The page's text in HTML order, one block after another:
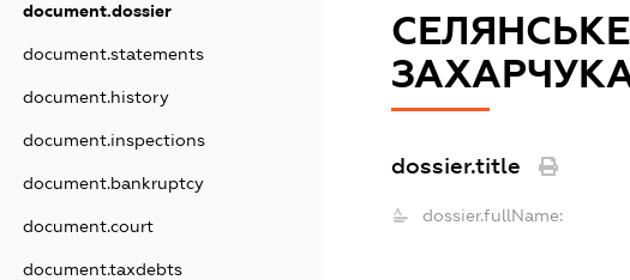
document.dossier
document.statements
document.history
document.inspections
document.bankruptcy
document.court
document.taxdebts
dossier.title
dossier.fullName: